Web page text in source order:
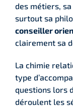
des métiers,
surtout sa
conseiller
clairement sa
La chimie
type
questions lors
déroulent les